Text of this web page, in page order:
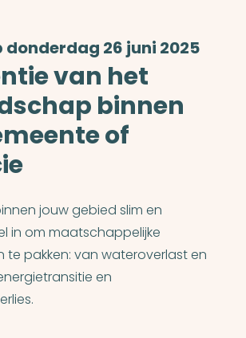
donderdag 26 juni 2025
van het
binnen
of
jouw gebied slim en
in om maatschappelijke
te pakken: van wateroverlast en
en